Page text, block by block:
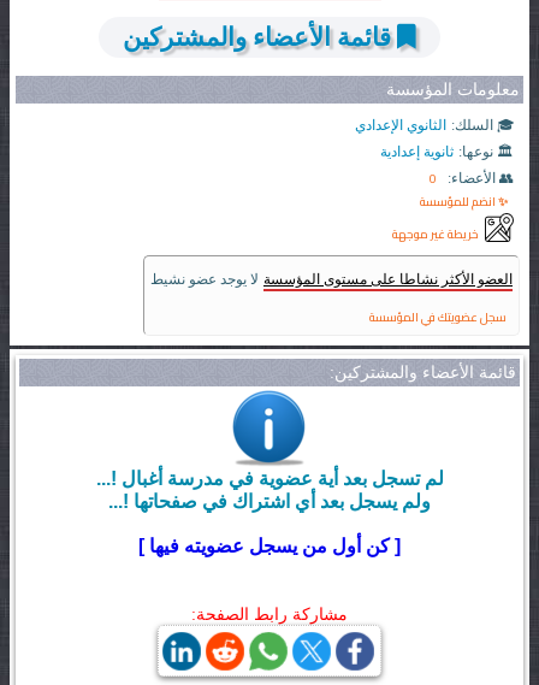
قائمة الأعضاء والمشتركين
معلومات المؤسسة
🎓 السلك: الثانوي الإعدادي
🏛️ نوعها: ثانوية إعدادية
👥 الأعضاء:
0
✨ انضم للمؤسسة
خريطة غير موجهة
العضو الأكثر نشاطا على مستوى المؤسسة لا يوجد عضو نشيط
سجل عضويتك في المؤسسة
قائمة الأعضاء والمشتركين:
لم تسجل بعد أية عضوية في مدرسة أغبال !...
ولم يسجل بعد أي اشتراك في صفحاتها !...
[ كن أول من يسجل عضويته فيها ]
مشاركة رابط الصفحة: